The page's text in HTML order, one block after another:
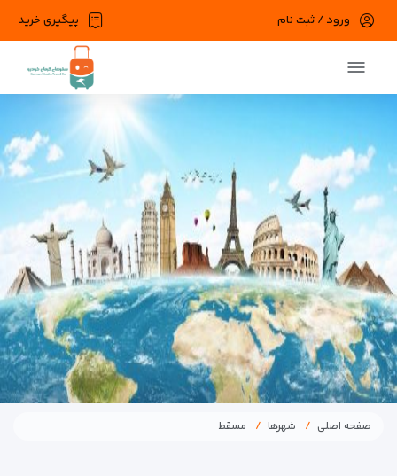
پیگیری خرید ورود / ثبت نام
صفحه اصلی شهرها مسقط